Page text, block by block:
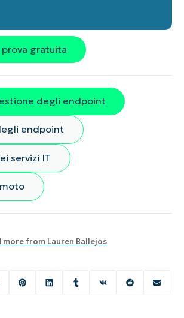
prova gratuita
degli endpoint
endpoint
servizi IT
more from Lauren Ballejos